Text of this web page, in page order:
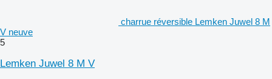
charrue réversible Lemken Juwel 8 M
V neuve
5
Lemken Juwel 8 M V